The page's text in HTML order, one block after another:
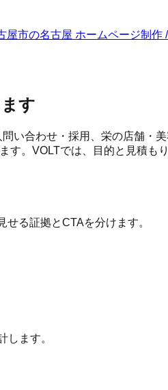
屋市の名古屋 ホームページ制作
す
い合わせ・採用、栄の店舗・
。VOLTでは、目的と見積も
る証拠とCTAを分けます。
します。